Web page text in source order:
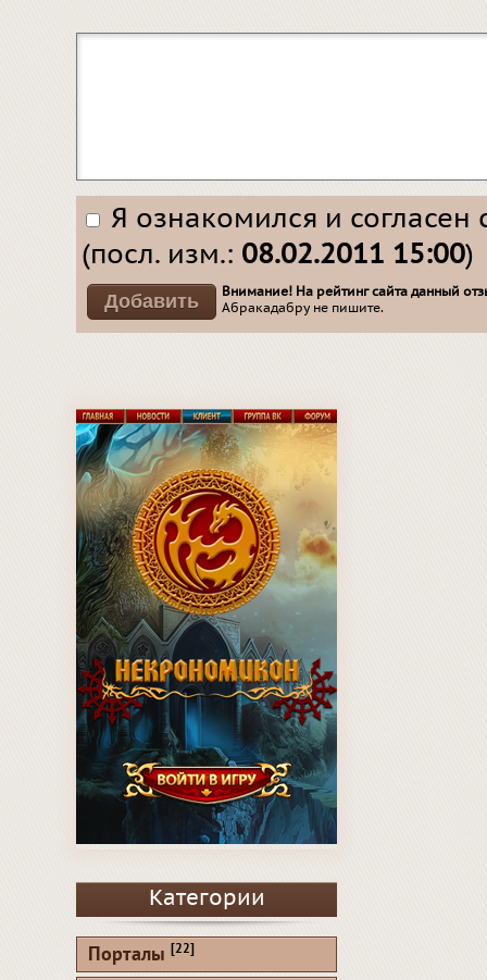
Я ознакомился и согласен
(посл. изм.: 08.02.2011 15:00)
Внимание! На рейтинг сайта данный
Абракадабру не пишите.
Категории
Порталы [22]